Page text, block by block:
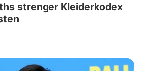
strenger Kleiderkodex